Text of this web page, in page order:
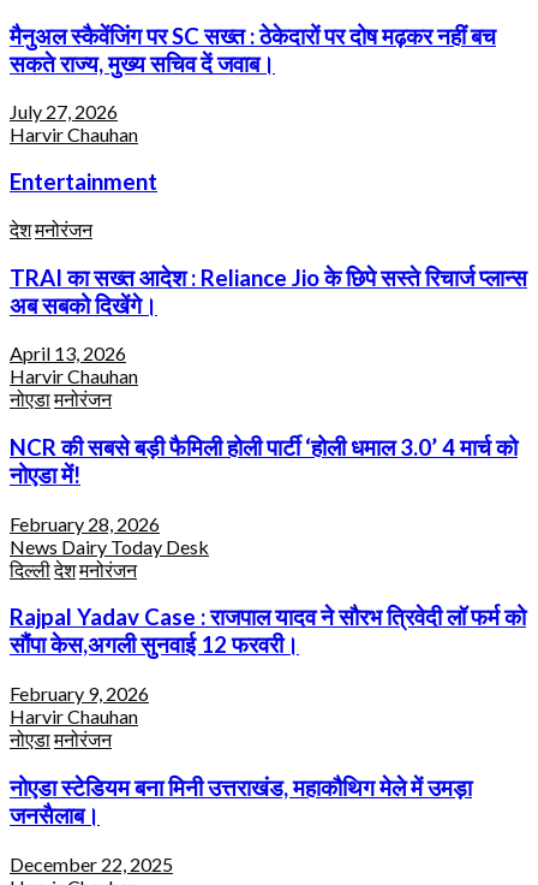
मैनुअल स्कैवेंजिंग पर SC सख्त : ठेकेदारों पर दोष मढ़कर नहीं बच
सकते राज्य, मुख्य सचिव दें जवाब।
July 27, 2026
Harvir Chauhan
Entertainment
देशमनोरंजन
TRAI का सख्त आदेश : Reliance Jio के छिपे सस्ते रिचार्ज प्लान्स
अब सबको दिखेंगे।
April 13, 2026
Harvir Chauhan
नोएडामनोरंजन
NCR की सबसे बड़ी फैमिली होली पार्टी ‘होली धमाल 3.0’ 4 मार्च को
नोएडा में!
February 28, 2026
News Dairy Today Desk
दिल्लीदेशमनोरंजन
Rajpal Yadav Case : राजपाल यादव ने सौरभ त्रिवेदी लॉ फर्म को
सौंपा केस,अगली सुनवाई 12 फरवरी।
February 9, 2026
Harvir Chauhan
नोएडामनोरंजन
नोएडा स्टेडियम बना मिनी उत्तराखंड, महाकौथिग मेले में उमड़ा
जनसैलाब।
December 22, 2025